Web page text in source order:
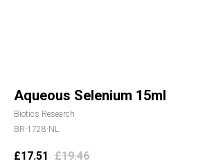
Aqueous Selenium 15ml
Biotics Research
BR-1728-NL
£17.51 £19.46